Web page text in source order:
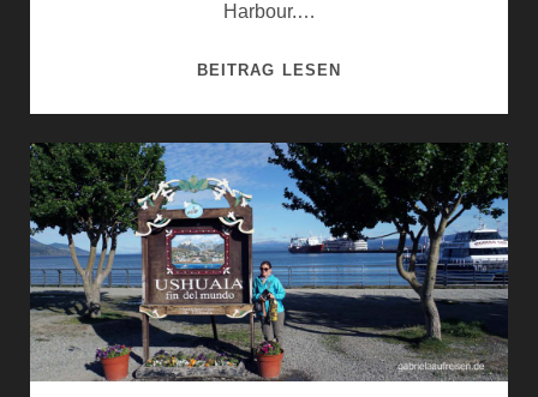
Harbour.…
BEITRAG LESEN3
DER
ANTARKTIS:
CIERVA
COVE,
MIKKELSEN
HARBOUR
UND
SPERT
ISLAND